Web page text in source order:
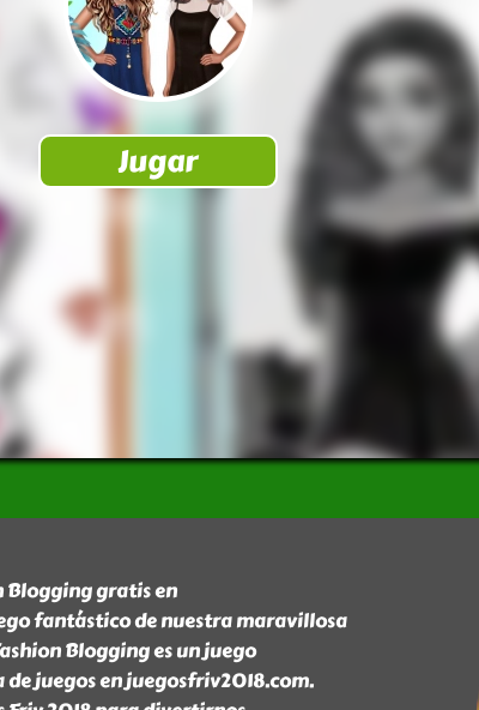
Blogging gratis en
fantástico de nuestra maravillosa
Blogging es un juego
juegos en juegosfriv2018.com.